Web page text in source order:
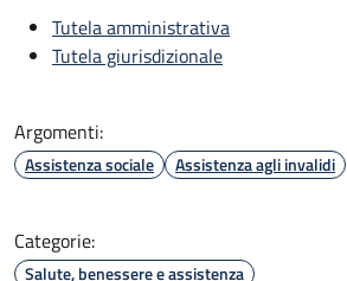
Tutela amministrativa
Tutela giurisdizionale
Argomenti:
Assistenza sociale Assistenza agli invalidi
Categorie:
Salute, benessere e assistenza